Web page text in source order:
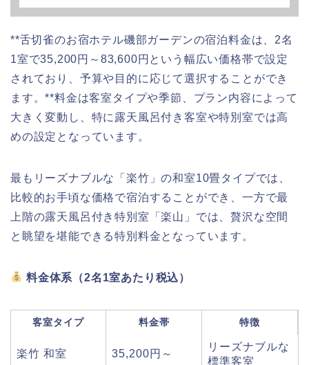
**舌切雀のお宿ホテル磯部ガーデンの宿泊料金は、2名
1室で35,200円～83,600円という幅広い価格帯で設定
されており、予算や目的に応じて選択することができ
ます。**料金は客室タイプや季節、プラン内容によって
大きく変動し、特に露天風呂付き客室や特別室では高
めの設定となっています。
最もリーズナブルな「楽竹」の和室10畳タイプでは、
比較的お手頃な価格で宿泊することができ、一方で最
上階の露天風呂付き特別室「楽山」では、贅沢な空間
と眺望を堪能できる特別料金となっています。
料金体系（2名1室あたり税込）
客室タイプ 料金帯 特徴
楽竹 和室 35,200円～
リーズナブルな
標準客室